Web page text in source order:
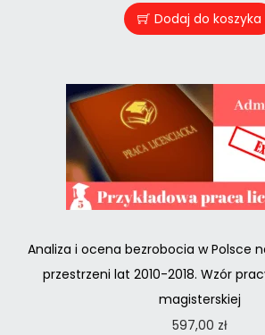
Dodaj do koszyka
Analiza i ocena bezrobocia w Polsce
przestrzeni lat 2010-2018. Wzór
magisterskiej
597,00 zł